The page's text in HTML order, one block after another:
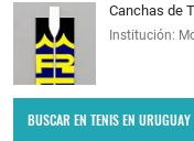
Canchas de
Institución:
BUSCAR EN TENIS EN URUGUAY